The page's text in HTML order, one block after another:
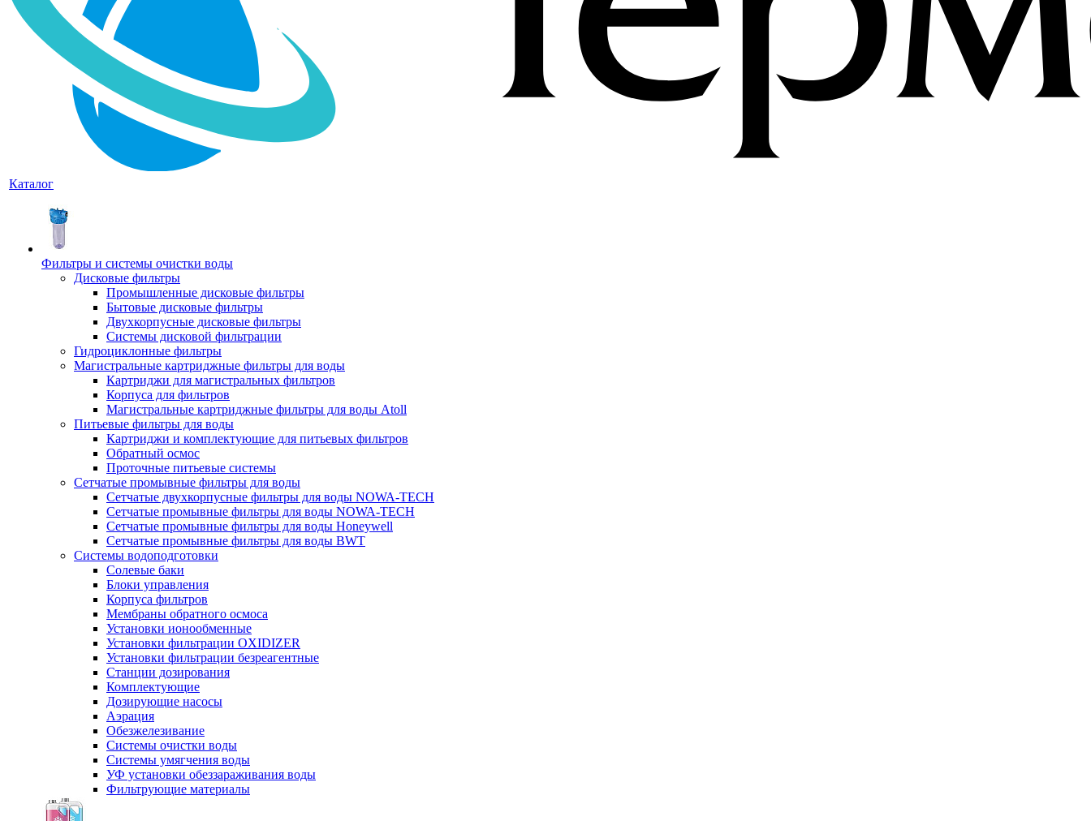
Каталог
Фильтры и системы очистки воды
Дисковые фильтры
Промышленные дисковые фильтры
Бытовые дисковые фильтры
Двухкорпусные дисковые фильтры
Системы дисковой фильтрации
Гидроциклонные фильтры
Магистральные картриджные фильтры для воды
Картриджи для магистральных фильтров
Корпуса для фильтров
Магистральные картриджные фильтры для воды Atoll
Питьевые фильтры для воды
Картриджи и комплектующие для питьевых фильтров
Обратный осмос
Проточные питьевые системы
Сетчатые промывные фильтры для воды
Сетчатые двухкорпусные фильтры для воды NOWA-TECH
Сетчатые промывные фильтры для воды NOWA-TECH
Сетчатые промывные фильтры для воды Honeywell
Сетчатые промывные фильтры для воды BWT
Системы водоподготовки
Солевые баки
Блоки управления
Корпуса фильтров
Мембраны обратного осмоса
Установки ионообменные
Установки фильтрации OXIDIZER
Установки фильтрации безреагентные
Станции дозирования
Комплектующие
Дозирующие насосы
Аэрация
Обезжелезивание
Системы очистки воды
Системы умягчения воды
УФ установки обеззараживания воды
Фильтрующие материалы